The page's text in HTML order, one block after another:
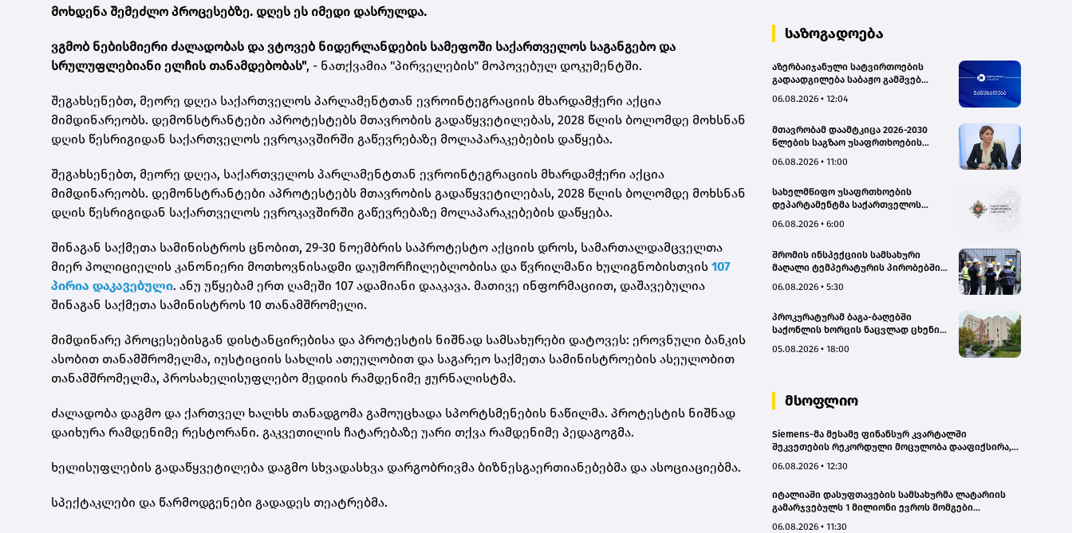
მოხდენა შემეძლო პროცესებზე. დღეს ეს იმედი დასრულდა.
ვგმობ ნებისმიერი ძალადობას და ვტოვებ ნიდერლანდების სამეფოში საქართველოს საგანგებო და
სრულუფლებიანი ელჩის თანამდებობას", - ნათქვამია "პირველების" მოპოვებულ დოკუმენტში.
შეგახსენებთ, მეორე დღეა საქართველოს პარლამენტთან ევროინტეგრაციის მხარდამჭერი აქცია
მიმდინარეობს. დემონსტრანტები აპროტესტებს მთავრობის გადაწყვეტილებას, 2028 წლის ბოლომდე მოხსნან
დღის წესრიგიდან საქართველოს ევროკავშირში გაწევრებაზე მოლაპარაკებების დაწყება.
შეგახსენებთ, მეორე დღეა, საქართველოს პარლამენტთან ევროინტეგრაციის მხარდამჭერი აქცია
მიმდინარეობს. დემონსტრანტები აპროტესტებს მთავრობის გადაწყვეტილებას, 2028 წლის ბოლომდე მოხსნან
დღის წესრიგიდან საქართველოს ევროკავშირში გაწევრებაზე მოლაპარაკებების დაწყება.
შინაგან საქმეთა სამინისტროს ცნობით, 29-30 ნოემბრის საპროტესტო აქციის დროს, სამართალდამცველთა
მიერ პოლიციელის კანონიერი მოთხოვნისადმი დაუმორჩილებლობისა და წვრილმანი ხულიგნობისთვის 107
პირია დაკავებული. ანუ უწყებამ ერთ ღამეში 107 ადამიანი დააკავა. მათივე ინფორმაციით, დაშავებულია
შინაგან საქმეთა სამინისტროს 10 თანამშრომელი.
მიმდინარე პროცესებისგან დისტანცირებისა და პროტესტის ნიშნად სამსახურები დატოვეს: ეროვნული ბანკის
ასობით თანამშრომელმა, იუსტიციის სახლის ათეულობით და საგარეო საქმეთა სამინისტროების ასეულობით
თანამშრომელმა, პროსახელისუფლებო მედიის რამდენიმე ჟურნალისტმა.
ძალადობა დაგმო და ქართველ ხალხს თანადგომა გამოუცხადა სპორტსმენების ნაწილმა. პროტესტის ნიშნად
დაიხურა რამდენიმე რესტორანი. გაკვეთილის ჩატარებაზე უარი თქვა რამდენიმე პედაგოგმა.
ხელისუფლების გადაწყვეტილება დაგმო სხვადასხვა დარგობრივმა ბიზნესგაერთიანებებმა და ასოციაციებმა.
სპექტაკლები და წარმოდგენები გადადეს თეატრებმა.
საზოგადოება
აზერბაიჯანული სატვირთოების
გადაადგილება საბაჟო გამშვებ
მიმდინარეობს- შემოსავლების
06.08.2026 • 12:04
მთავრობამ დაამტკიცა 2026-2030
წლების საგზაო უსაფრთხოების
სამოქმედო გეგმა – თამარ
06.08.2026 • 11:00
სახელმწიფო უსაფრთხოების
დეპარტამენტმა საქართველოს
საზიანოდ საბოტაჟის მუხლით
06.08.2026 • 6:00
შრომის ინსპექციის სამსახური
მაღალი ტემპერატურის პირობებში
მონიტორინგს მთელი ქვეყნის
06.08.2026 • 5:30
პროკურატურამ ბაგა-ბაღებში
საქონლის ხორცის ნაცვლად ცხენის
ბრალდება წარუდგინა
05.08.2026 • 18:00
მსოფლიო
Siemens-მა მესამე ფინანსურ კვარტალში
შეკვეთების რეკორდული მოცულობა დააფიქსირა,
06.08.2026 • 12:30
იტალიაში დასუფთავების სამსახურმა ლატარიის
გამარჯვებულს 1 მილიონი ევროს მომგები
06.08.2026 • 11:30